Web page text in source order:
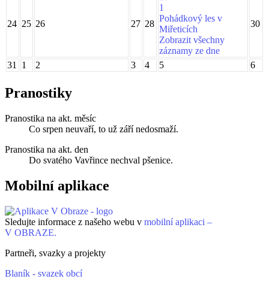
24 25 26 27 28
1
Pohádkový les v
Miřeticích
Zobrazit všechny
záznamy ze dne
30
31 1 2 3 4 5 6
Pranostiky
Pranostika na akt. měsíc
Co srpen neuvaří, to už září nedosmaží.
Pranostika na akt. den
Do svatého Vavřince nechval pšenice.
Mobilní aplikace
Sledujte informace z našeho webu v mobilní aplikaci –
V OBRAZE.
Partneři, svazky a projekty
Blaník - svazek obcí